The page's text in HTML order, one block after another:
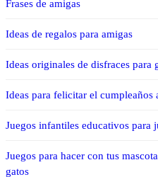
Frases de amigas
Ideas de regalos para amigas
Ideas originales de disfraces para
Ideas para felicitar el cumpleaños
Juegos infantiles educativos para
Juegos para hacer con tus
gatos